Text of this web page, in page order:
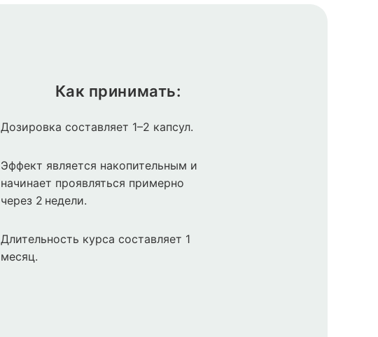
Как принимать:
Дозировка составляет 1–2 капсул.
Эффект является накопительным и
начинает проявляться примерно
через 2 недели.
Длительность курса составляет 1
месяц.